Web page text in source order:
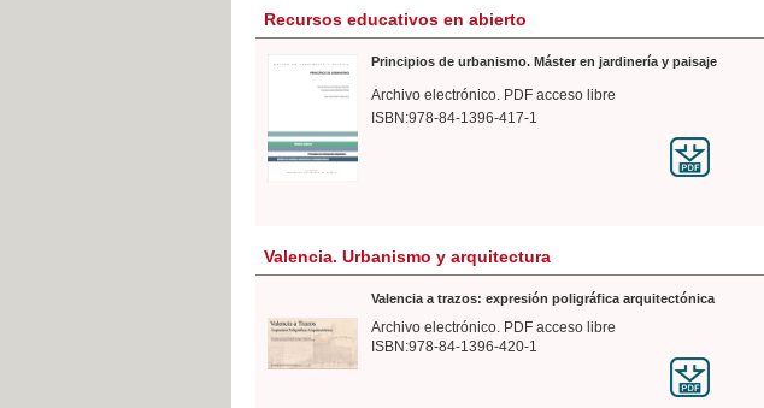
Recursos educativos en abierto
Principios de urbanismo. Máster en jardinería y paisaje
Archivo electrónico. PDF acceso libre
ISBN:978-84-1396-417-1
Valencia. Urbanismo y arquitectura
Valencia a trazos: expresión poligráfica arquitectónica
Archivo electrónico. PDF acceso libre
ISBN:978-84-1396-420-1